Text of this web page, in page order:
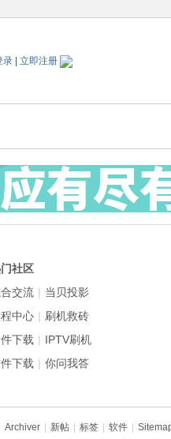
录 立即注册
社区
交流 | 当贝投影
中心 | 刷机救砖
下载 | IPTV刷机
下载 | 你问我答
Archiver 新帖 标签 软件